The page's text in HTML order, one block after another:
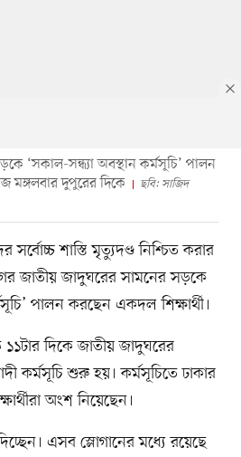
‘সকাল-সন্ধ্যা অবস্থান কর্মসূচি’ পালন
মঙ্গলবার দুপুরের দিকে
ছবি: সাজিদ
সর্বোচ্চ শাস্তি মৃত্যুদণ্ড নিশ্চিত করার
জাতীয় জাদুঘরের সামনের সড়কে
পালন করছেন একদল শিক্ষার্থী।
দিকে জাতীয় জাদুঘরের
কর্মসূচি শুরু হয়। কর্মসূচিতে ঢাকার
অংশ নিয়েছেন।
দিচ্ছেন। এসব স্লোগানের মধ্যে রয়েছে